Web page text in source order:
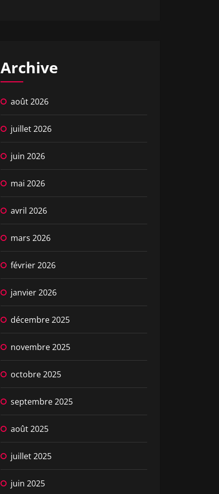
Archive
août 2026
juillet 2026
juin 2026
mai 2026
avril 2026
mars 2026
février 2026
janvier 2026
décembre 2025
novembre 2025
octobre 2025
septembre 2025
août 2025
juillet 2025
juin 2025